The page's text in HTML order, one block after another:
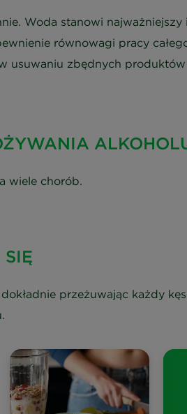
Woda stanowi
równowagi pracy
usuwaniu zbędnych
wiele chorób.
SIĘ
przeżuwając każdy